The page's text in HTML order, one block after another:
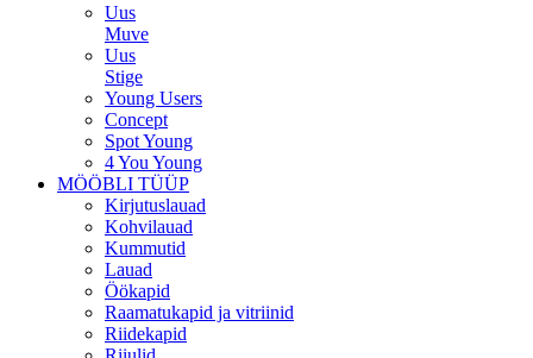
Uus
Muve
Uus
Stige
Young Users
Concept
Spot Young
4 You Young
MÖÖBLI TÜÜP
Kirjutuslauad
Kohvilauad
Kummutid
Lauad
Öökapid
Raamatukapid ja vitriinid
Riidekapid